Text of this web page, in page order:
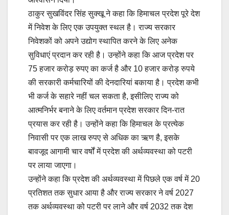
ठाकुर सुखविंदर सिंह सुक्खू ने कहा कि हिमाचल प्रदेश पूरे देश
में निवेश के लिए एक उपयुक्त स्थल है। राज्य सरकार
निवेशकों को अपने उद्योग स्थापित करने के लिए अनेक
सुविधाएं प्रदान कर रही है। उन्होंने कहा कि आज प्रदेश पर
75 हजार करोड़ रुपए का कर्ज है और 10 हजार करोड़ रुपये
की सरकारी कर्मचारियों की देनदारियां बकाया है। प्रदेश कभी
भी कर्ज के सहारे नहीं चल सकता है, इसीलिए राज्य को
आत्मनिर्भर बनाने के लिए वर्तमान प्रदेश सरकार दिन-रात
प्रयास कर रही है। उन्होंने कहा कि हिमाचल के प्रत्येक
निवासी पर एक लाख रुपए से अधिक का ऋण है, इसके
बावजूद आगामी चार वर्षों में प्रदेश की अर्थव्यवस्था को पटरी
पर लाया जाएगा।
उन्होंने कहा कि प्रदेश की अर्थव्यवस्था में पिछले एक वर्ष में 20
प्रतिशत तक सुधार आया है और राज्य सरकार ने वर्ष 2027
तक अर्थव्यवस्था को पटरी पर लाने और वर्ष 2032 तक देश